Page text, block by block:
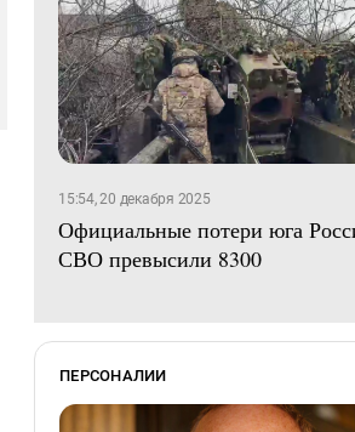
15:54, 20 декабря 2025
Официальные потери юга
СВО превысили 8300
ПЕРСОНАЛИИ